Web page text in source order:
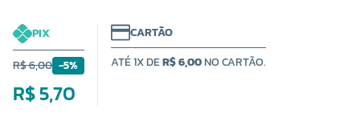
PIX
R$ 6,00 -5%
R$ 5,70
CARTÃO
ATÉ 1X DER$ 6,00NO CARTÃO.